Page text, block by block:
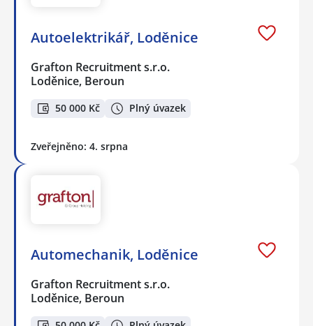
Autoelektrikář, Loděnice
Grafton Recruitment s.r.o.
Loděnice, Beroun
50 000 Kč Plný úvazek
Zveřejněno: 4. srpna
Automechanik, Loděnice
Grafton Recruitment s.r.o.
Loděnice, Beroun